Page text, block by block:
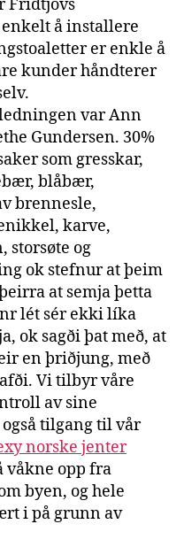
Fridtjovs
å installere
er enkle å
kunder håndterer
var Ann
Gundersen. 30%
som gresskar,
blåbær,
brennesle,
karve,
storsøte og
ok stefnur at þeim
at semja þetta
lét sér ekki líka
ok sagði þat með, at
en þriðjung, með
Vi tilbyr våre
av sine
tilgang til vår
norske jenter
våkne opp fra
byen, og hele
i på grunn av